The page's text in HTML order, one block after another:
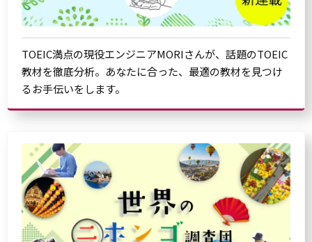
TOEIC満点の現役エンジニアMORIさんが、話題のTOEIC
教材を徹底分析。あなたに合った、最適の教材を見つけ
るお手伝いをします。